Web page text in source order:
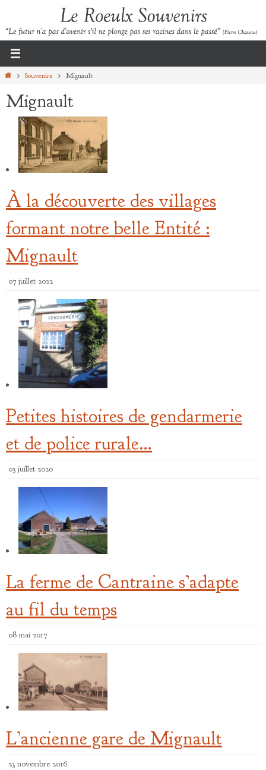
contenu
HomeSouvenirs Mignault
Mignault
À la découverte des villages
formant notre belle Entité :
Mignault
07 juillet 2022
Petites histoires de gendarmerie
et de police rurale…
03 juillet 2020
La ferme de Cantraine s’adapte
au fil du temps
08 mai 2017
L’ancienne gare de Mignault
23 novembre 2016